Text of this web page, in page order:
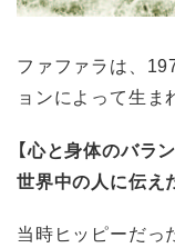
ファファラは、
ョンによって生ま
【心と身体のバラ
世界中の人に伝え
当時ヒッピーだっ